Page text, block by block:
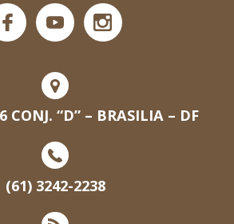
CONJ. “D” – BRASILIA – DF
(61) 3242-2238